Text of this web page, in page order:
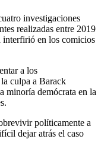
investigaciones
realizadas entre 2019
interfirió en los comicios
a los
culpa a Barack
minoría demócrata en la
políticamente a
dejar atrás el caso